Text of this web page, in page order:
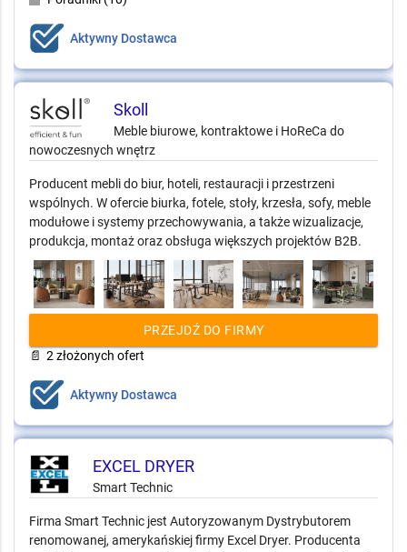
Aktywny Dostawca
Skoll
Meble biurowe, kontraktowe i HoReCa do
nowoczesnych wnętrz
Producent mebli do biur, hoteli, restauracji i przestrzeni
wspólnych. W ofercie biurka, fotele, stoły, krzesła, sofy, meble
modułowe i systemy przechowywania, a także wizualizacje,
produkcja, montaż oraz obsługa większych projektów B2B.
PRZEJDŹ DO FIRMY
📄 2 złożonych ofert
Aktywny Dostawca
EXCEL DRYER
Smart Technic
Firma Smart Technic jest Autoryzowanym Dystrybutorem
renomowanej, amerykańskiej firmy Excel Dryer. Producenta